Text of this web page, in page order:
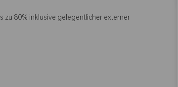
zu 80% inklusive gelegentlicher externer